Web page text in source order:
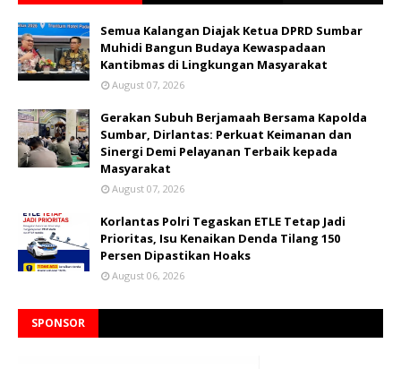
Semua Kalangan Diajak Ketua DPRD Sumbar
Muhidi Bangun Budaya Kewaspadaan
Kantibmas di Lingkungan Masyarakat
August 07, 2026
Gerakan Subuh Berjamaah Bersama Kapolda
Sumbar, Dirlantas: Perkuat Keimanan dan
Sinergi Demi Pelayanan Terbaik kepada
Masyarakat
August 07, 2026
Korlantas Polri Tegaskan ETLE Tetap Jadi
Prioritas, Isu Kenaikan Denda Tilang 150
Persen Dipastikan Hoaks
August 06, 2026
SPONSOR